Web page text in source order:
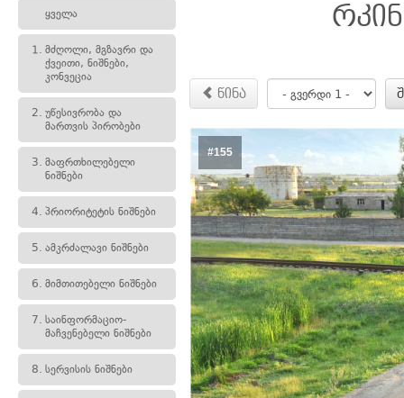
ყველა
1. მძღოლი, მგზავრი და
ქვეითი, ნიშნები,
კონვეცია
2. უწესივრობა და
მართვის პირობები
3. მაფრთხილებელი
ნიშნები
4. პრიორიტეტის ნიშნები
5. ამკრძალავი ნიშნები
6. მიმთითებელი ნიშნები
7. საინფორმაციო-
მაჩვენებელი ნიშნები
8. სერვისის ნიშნები
წინა
#155